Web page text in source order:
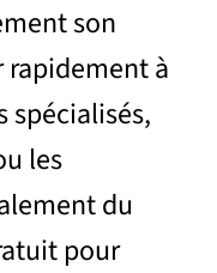
son
à
spécialisés,
les
du
pour